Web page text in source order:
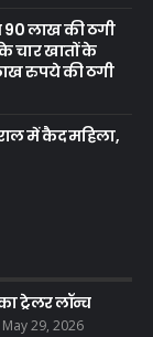
90 लाख की ठगी
चार खातों के
रुपये की ठगी
में कैद महिला,
ट्रेलर लॉन्च
May 29, 2026